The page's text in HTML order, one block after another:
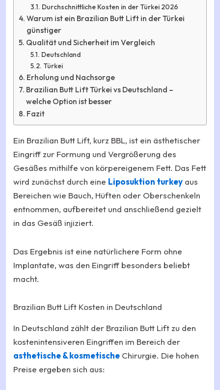
Durchschnittliche Kosten in der Türkei 2026
Warum ist ein Brazilian Butt Lift in der Türkei
günstiger
Qualität und Sicherheit im Vergleich
Deutschland
Türkei
Erholung und Nachsorge
Brazilian Butt Lift Türkei vs Deutschland –
welche Option ist besser
Fazit
Ein Brazilian Butt Lift, kurz BBL, ist ein ästhetischer
Eingriff zur Formung und Vergrößerung des
Gesäßes mithilfe von körpereigenem Fett. Das Fett
wird zunächst durch eine Liposuktion turkey aus
Bereichen wie Bauch, Hüften oder Oberschenkeln
entnommen, aufbereitet und anschließend gezielt
in das Gesäß injiziert.
Das Ergebnis ist eine natürlichere Form ohne
Implantate, was den Eingriff besonders beliebt
macht.
Brazilian Butt Lift Kosten in Deutschland
In Deutschland zählt der Brazilian Butt Lift zu den
kostenintensiveren Eingriffen im Bereich der
asthetische & kosmetische Chirurgie. Die hohen
Preise ergeben sich aus: